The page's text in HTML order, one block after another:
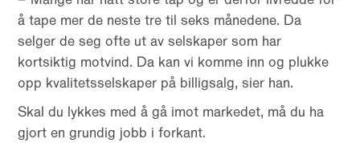
å tape mer de neste tre til seks månedene. Da
selger de seg ofte ut av selskaper som har
kortsiktig motvind. Da kan vi komme inn og plukke
opp kvalitetsselskaper på billigsalg, sier han.
Skal du lykkes med å gå imot markedet, må du ha
gjort en grundig jobb i forkant.